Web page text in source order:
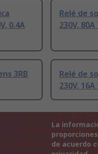
0.4A
Relé de
230V, 80A
3RB
Relé de
230V, 16A
La
de acuerdo